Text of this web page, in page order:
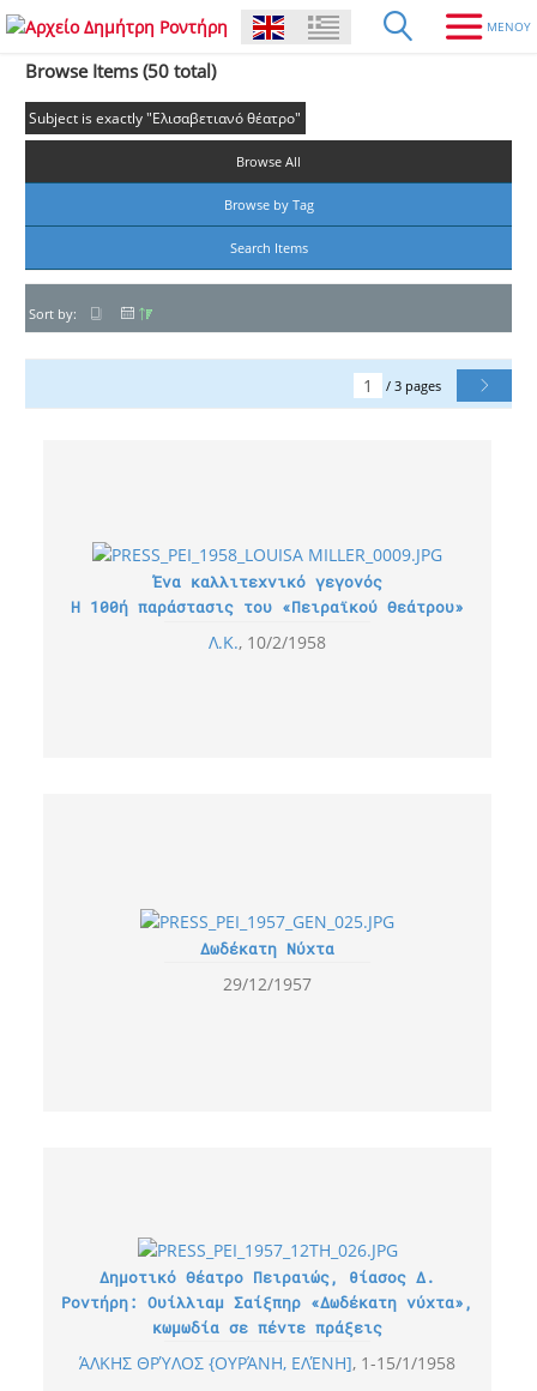
Browse Items (50 total)
Subject is exactly "Ελισαβετιανό θέατρο"
Browse All
Browse by Tag
Search Items
Sort by:
/ 3 pages
Ένα καλλιτεχνικό γεγονός
Η 100ή παράστασις του «Πειραϊκού Θεάτρου»
Λ.Κ. 10/2/1958
Δωδέκατη Νύχτα
29/12/1957
Δημοτικό Θέατρο Πειραιώς, θίασος Δ.
Ροντήρη: Ουίλλιαμ Σαίξπηρ «Δωδέκατη νύχτα»,
κωμωδία σε πέντε πράξεις
ΆΛΚΗΣ ΘΡΎΛΟΣ {ΟΥΡΆΝΗ, ΕΛΈΝΗ] 1-15/1/1958